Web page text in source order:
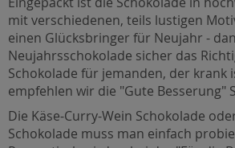
mit verschiedenen, teils lustigen
einen Glücksbringer für Neujahr -
Neujahrsschokolade sicher das
Schokolade für jemanden, der krank
empfehlen wir die "Gute Besserung"
Die Käse-Curry-Wein Schokolade
Schokolade muss man einfach